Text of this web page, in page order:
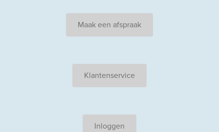
Maak een afspraak
Klantenservice
Inloggen